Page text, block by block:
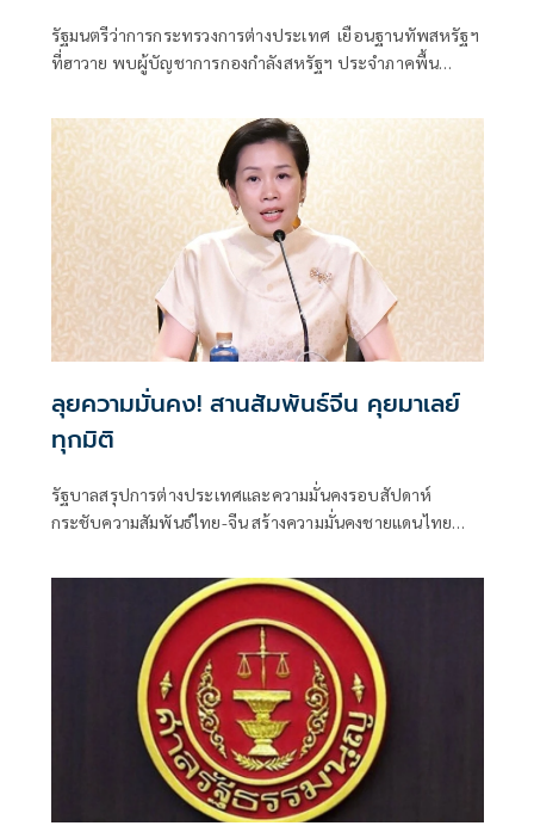
รัฐมนตรีว่าการกระทรวงการต่างประเทศ เยือนฐานทัพสหรัฐฯ
ที่ฮาวาย พบผู้บัญชาการกองกำลังสหรัฐฯ ประจำภาคพื้น
ลุยความมั่นคง! สานสัมพันธ์จีน คุยมาเลย์
ทุกมิติ
รัฐบาลสรุปการต่างประเทศและความมั่นคงรอบสัปดาห์
กระชับความสัมพันธ์ไทย-จีน สร้างความมั่นคงชายแดนไทย
"อภิสิทธิ์"